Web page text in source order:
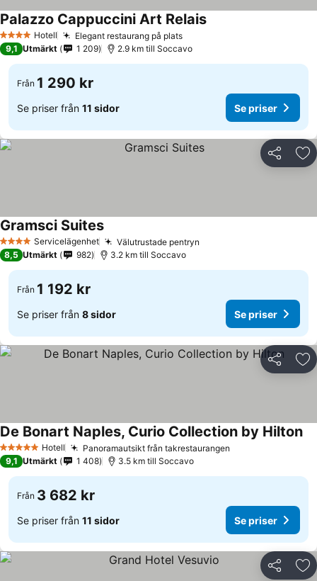
4 StjärnorHotell Elegant restaurang på platsSe priser
Palazzo Cappuccini Art RelaisSe priser
9,1 Utmärkt 1 209 2.9 km till Soccavo
Från 1 290 kr
Se priser från 11 sidor Se priser
Dela
4 StjärnorServicelägenhet Välutrustade pentryn
Gramsci SuitesSe priser
8,5 Utmärkt 982 3.2 km till Soccavo
Från 1 192 kr
Se priser från 8 sidor Se priser
Dela
5 Stjärnor Hotell Panoramautsikt från takrestaurangen
De Bonart Naples, Curio Collection by Hilton
9,1 Utmärkt 1 408 3.5 km till Soccavo
Från 3 682 kr
Se priser från 11 sidor Se priser
Dela